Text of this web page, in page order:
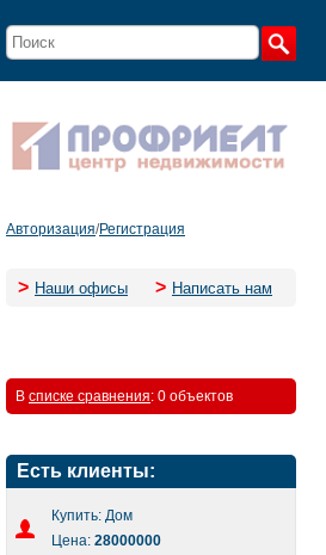
Авторизация/Регистрация
> Наши офисы > Написать нам
В списке сравнения: 0 объектов
Есть клиенты:
Купить: Дом
Цена: 28000000